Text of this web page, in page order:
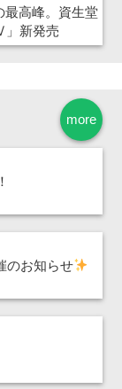
高峰。資生堂
」新発売
more
のお知らせ